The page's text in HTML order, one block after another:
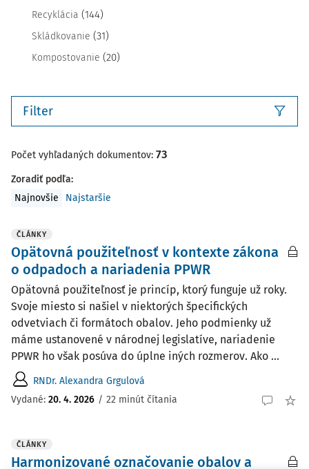
Recyklácia (144)
Skládkovanie (31)
Kompostovanie (20)
Filter
Počet vyhľadaných dokumentov: 73
Zoradiť podľa:
Najnovšie
Najstaršie
ČLÁNKY
Opätovná použiteľnosť v kontexte zákona
o odpadoch a nariadenia PPWR
Opätovná použiteľnosť je princíp, ktorý funguje už roky.
Svoje miesto si našiel v niektorých špecifických
odvetviach či formátoch obalov. Jeho podmienky už
máme ustanovené v národnej legislatíve, nariadenie
PPWR ho však posúva do úplne iných rozmerov. Ako ...
RNDr. Alexandra Grgulová
Vydané: 20. 4. 2026 / 22 minút čítania
ČLÁNKY
Harmonizované označovanie obalov a